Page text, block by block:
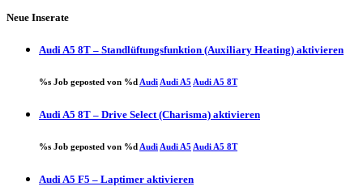
Neue Inserate
Audi A5 8T – Standlüftungsfunktion (Auxiliary Heating) aktivieren
%s Job geposted von %d Audi Audi A5 Audi A5 8T
Audi A5 8T – Drive Select (Charisma) aktivieren
%s Job geposted von %d Audi Audi A5 Audi A5 8T
Audi A5 F5 – Laptimer aktivieren